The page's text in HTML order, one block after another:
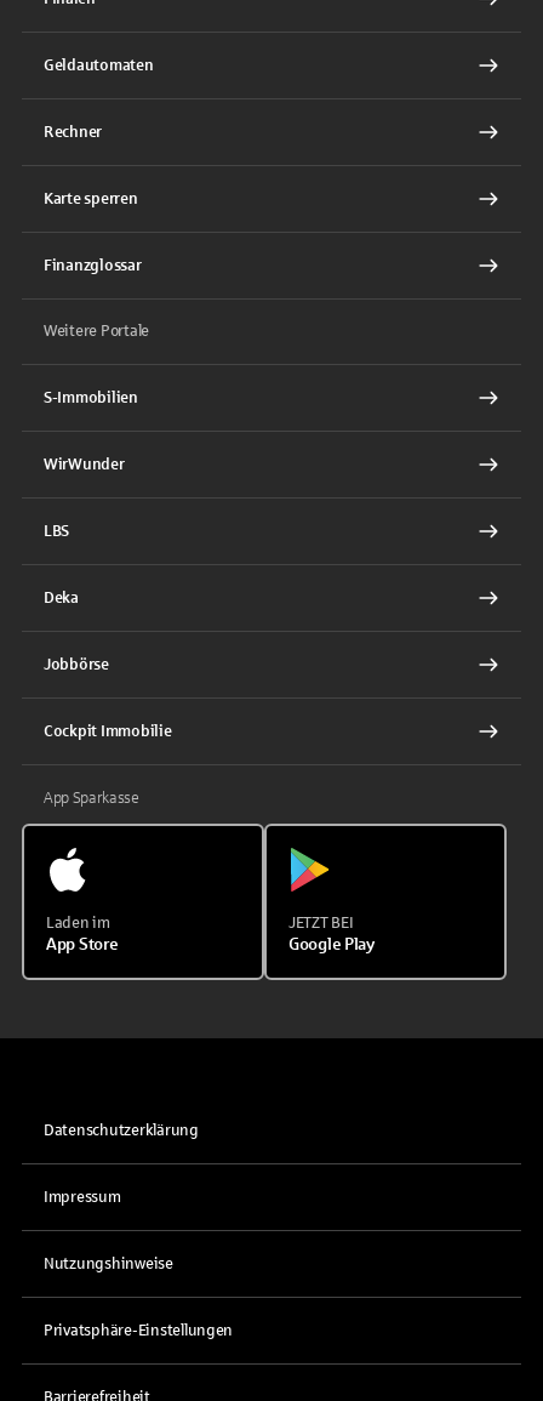
Geldautomaten
Rechner
Karte sperren
Finanzglossar
Weitere Portale
S-Immobilien
WirWunder
LBS
Deka
Jobbörse
Cockpit Immobilie
App Sparkasse
Laden im
App Store
JETZT BEI
Google Play
Datenschutzerklärung
Impressum
Nutzungshinweise
Privatsphäre-Einstellungen
Barrierefreiheit